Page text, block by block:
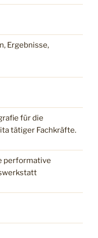
Ergebnisse,
für die
tätiger Fachkräfte.
performative